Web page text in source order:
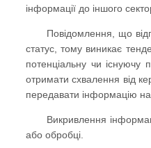
інформації до іншого
Повідомлення, що
статус, тому виникає
потенціальну чи існуючу
отримати схвалення від
передавати інформацію
Викривлення
або обробці.